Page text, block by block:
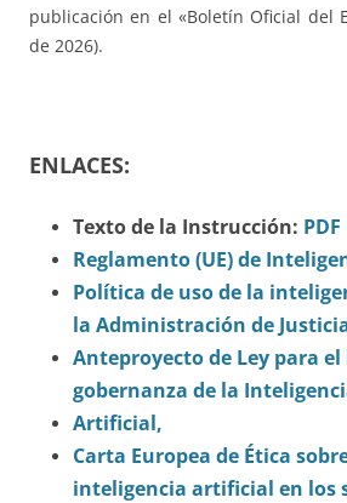
publicación en el «Boletín Oficial del
de 2026).
ENLACES:
Texto de la Instrucción: PDF
Reglamento (UE) de
Política de uso de la
la Administración de
Anteproyecto de Ley para
gobernanza de la
Artificial,
Carta Europea de Ética
inteligencia artificial en los